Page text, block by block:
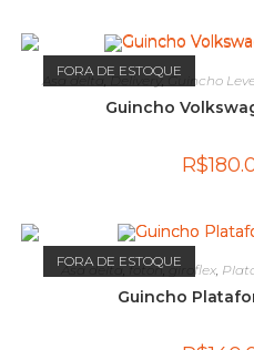
FORA DE ESTOQUE
Asa delta,Delivery,Guincho
Guincho
R$
FORA DE ESTOQUE
Asa delta,foton,giroflex,
Guincho